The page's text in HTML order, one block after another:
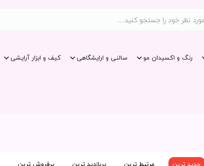
رنگ و اکسیدان مو سالنی و ارایشگاهی کیف و ابزار آرایشی